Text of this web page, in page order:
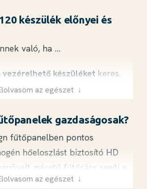
készülék előnyei és
való, ha ...
vezérelhető készüléket keres.
, ErP ready fűtőtestet
elektromos radiátorokkal
Önnek való, ha ...
az egészet ↓
gazdaságosak?
fűtőpanelben pontos
hőeloszlást biztosító HD
méretű fűtőrács segíti a
fűtést.
az egészet ↓